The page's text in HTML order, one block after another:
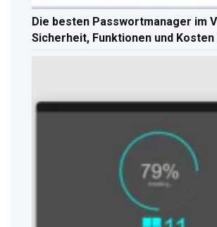
Die besten Passwortmanager im
Sicherheit, Funktionen und